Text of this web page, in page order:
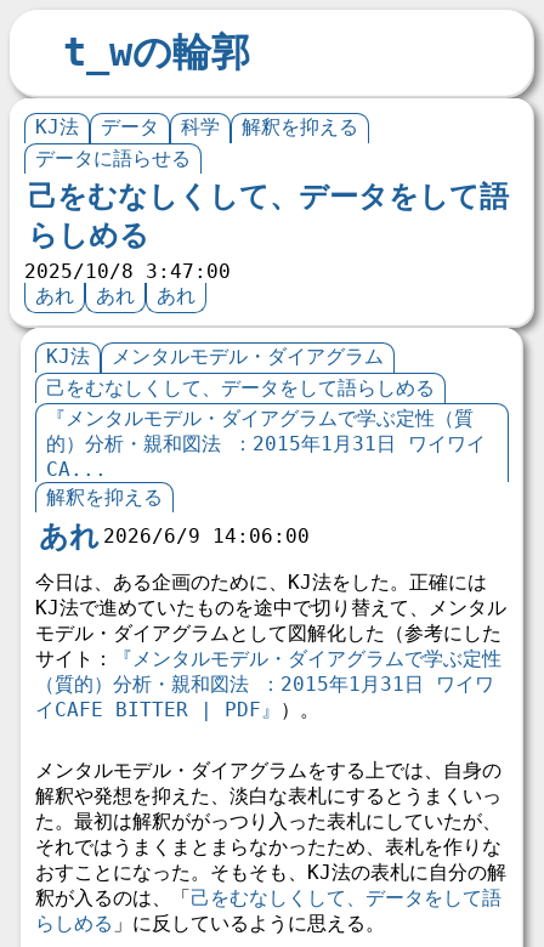
t_wの輪郭
KJ法 データ 科学
解釈を抑える
データに語らせる
己をむなしくして、データをして語
らしめる
2025/10/8 3:47:00
あれ
あれ あれ
KJ法
メンタルモデル・ダイアグラム
己をむなしくして、データをして語らしめる
『メンタルモデル・ダイアグラムで学ぶ定性（質
的）分析・親和図法 ：2015年1月31日 ワイワイ
CA...
解釈を抑える
あれ 2026/6/9 14:06:00
今日は、ある企画のために、KJ法をした。正確には
KJ法で進めていたものを途中で切り替えて、メンタル
モデル・ダイアグラムとして図解化した（参考にした
サイト：
『メンタルモデル・ダイアグラムで学ぶ定性
（質的）分析・親和図法 ：2015年1月31日 ワイワ
イCAFE BITTER | PDF』 ）。
メンタルモデル・ダイアグラムをする上では、自身の
解釈や発想を抑えた、淡白な表札にするとうまくいっ
た。最初は解釈ががっつり入った表札にしていたが、
それではうまくまとまらなかったため、表札を作りな
おすことになった。そもそも、KJ法の表札に自分の解
釈が入るのは、「己をむなしくして、データをして語
らしめる 」に反しているように思える。